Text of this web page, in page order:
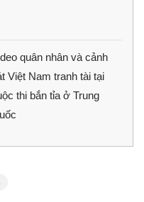
quân nhân và cảnh
Việt Nam tranh tài tại
thi bắn tỉa ở Trung